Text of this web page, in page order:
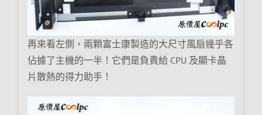
再來看左側，兩顆富士康製造的大尺寸風扇幾乎各
佔據了主機的一半！它們是負責給 CPU 及顯卡晶
片散熱的得力助手！